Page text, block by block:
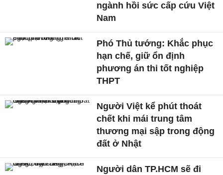
ngành hồi sức cấp cứu Việt
Nam
Phó Thủ tướng: Khắc phục
hạn chế, giữ ổn định
phương án thi tốt nghiệp
THPT
Người Việt kể phút thoát
chết khi mái trung tâm
thương mại sập trong động
đất ở Nhật
Người dân TP.HCM sẽ đi